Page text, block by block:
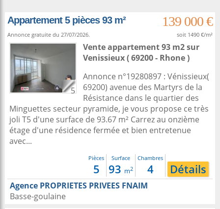
Appartement 5 pièces 93 m² 139 000 €
Annonce gratuite du 27/07/2026. soit 1490 €/m²
5
Vente appartement 93 m2sur
Venissieux( 69200 - Rhone )
Annonce n°19280897 : Vénissieux(
69200) avenue des Martyrs de la
Résistance dans le quartier des
Minguettes secteur pyramide, je vous propose ce très
joli T5 d'une surface de 93.67 m² Carrez au onzième
étage d'une résidence fermée et bien entretenue
avec...
Pièces
5
Surface
93 m2
Chambres
4 Détails
Agence PROPRIETES PRIVEES FNAIM
Basse-goulaine